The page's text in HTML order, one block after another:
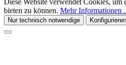
Diese Website verwendet Cookies,
bieten zu können. Mehr Informationen
Nur technisch notwendige Konfigurieren